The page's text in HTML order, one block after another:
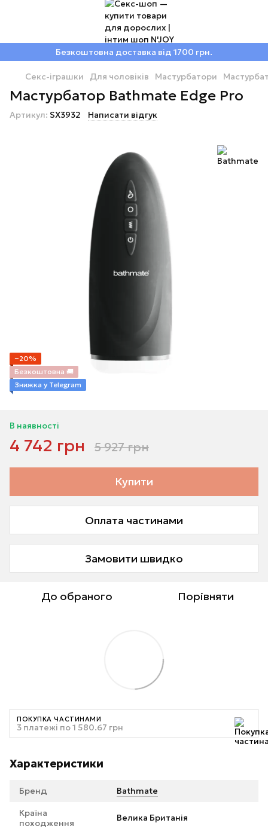
Безкоштовна доставка від 1700 грн.
Секс-іграшки Для чоловіків Мастурбатори
Мастурбатор Bathmate Edge Pro
Артикул: SX3932 Написати відгук
−20%
Безкоштовна 🚚
Знижка у Telegram
В наявності
4 742 грн 5 927 грн
Купити
Оплата частинами
Замовити швидко
До обраного Порівняти
ПОКУПКА ЧАСТИНАМИ
3 платежі по 1 580.67 грн
Характеристики
Бренд Bathmate
Країна
походження
Велика Британія